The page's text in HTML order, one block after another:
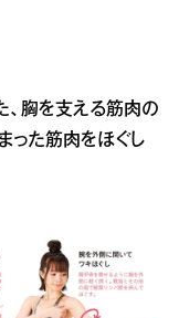
、胸を支える筋肉の
った筋肉をほぐし